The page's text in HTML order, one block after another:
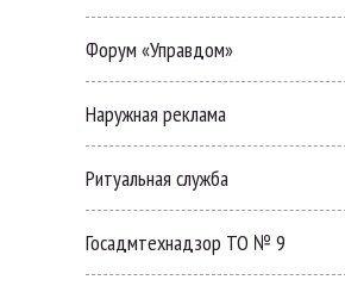
Форум «Управдом»
Наружная реклама
Ритуальная служба
Госадмтехнадзор ТО № 9